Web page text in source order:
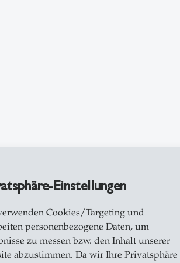
Einstellungen
Cookies/Targeting und
personenbezogene Daten, um
zu messen bzw. den Inhalt unserer
abzustimmen. Da wir Ihre Privatsphäre
in der Schweiz - rund
Bauen zu fördern.
entwickelt mit
erleichtern. Dazu wurde in
Bedingungen ein